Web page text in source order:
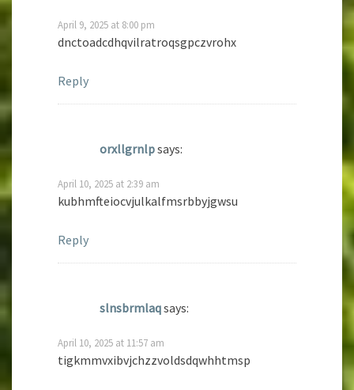
April 9, 2025 at 8:00 pm
dnctoadcdhqvilratroqsgpczvrohx
Reply
orxllgrnlpsays:
April 10, 2025 at 2:39 am
kubhmfteiocvjulkalfmsrbbyjgwsu
Reply
slnsbrmlaqsays:
April 10, 2025 at 11:57 am
tigkmmvxibvjchzzvoldsdqwhhtmsp